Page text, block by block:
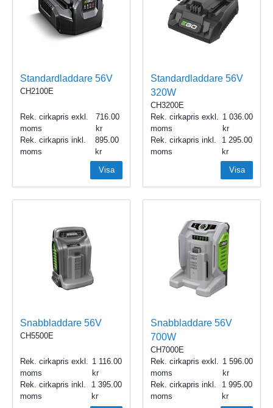
Standardladdare 56V
CH2100E
Rek. cirkapris exkl.
moms
716.00
Rek. cirkapris inkl.
moms
895.00
Visa
Standardladdare 56V
320W
CH3200E
Rek. cirkapris exkl.
moms
1 036.00
Rek. cirkapris inkl.
moms
1 295.00
Visa
Snabbladdare 56V
CH5500E
Rek. cirkapris exkl.
moms
1 116.00
Rek. cirkapris inkl.
moms
1 395.00
Snabbladdare 56V
700W
CH7000E
Rek. cirkapris exkl.
moms
1 596.00
Rek. cirkapris inkl.
moms
1 995.00